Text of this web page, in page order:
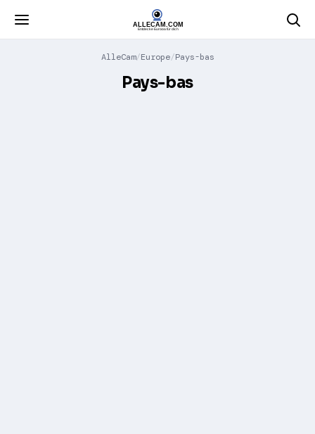
AlleCam Europe Pays-bas
Pays-bas